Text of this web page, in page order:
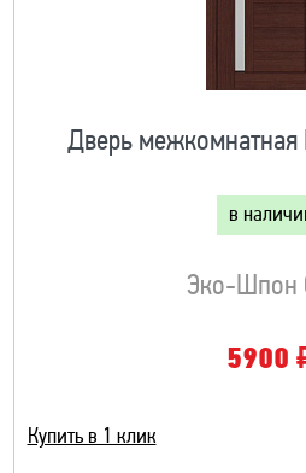
Дверь межкомнатная
в
Эко-Шпон
5900
Купить в 1 клик